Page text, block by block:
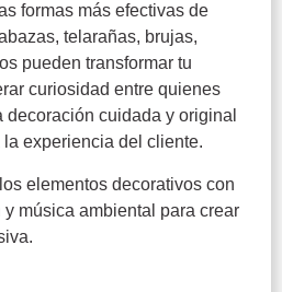
formas más efectivas de
telarañas, brujas,
pueden transformar tu
curiosidad entre quienes
cuidada y original
experiencia del cliente.
elementos decorativos con
música ambiental para crear